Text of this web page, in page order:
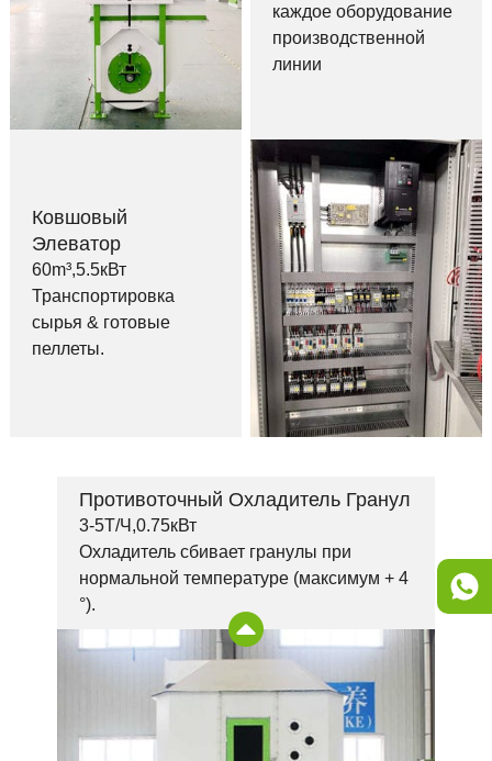
Ковшовый
Элеватор
60m³,5.5кВт
Транспортировка
сырья & готовые
пеллеты.
каждое оборудование
производственной
линии
Противоточный Охладитель Гранул
3-5Т/Ч,0.75кВт
Охладитель сбивает гранулы при
нормальной температуре (максимум + 4
°).